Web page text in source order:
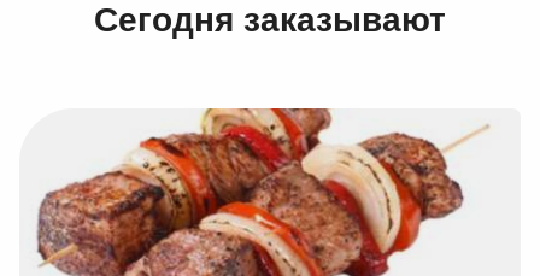
Сегодня заказывают